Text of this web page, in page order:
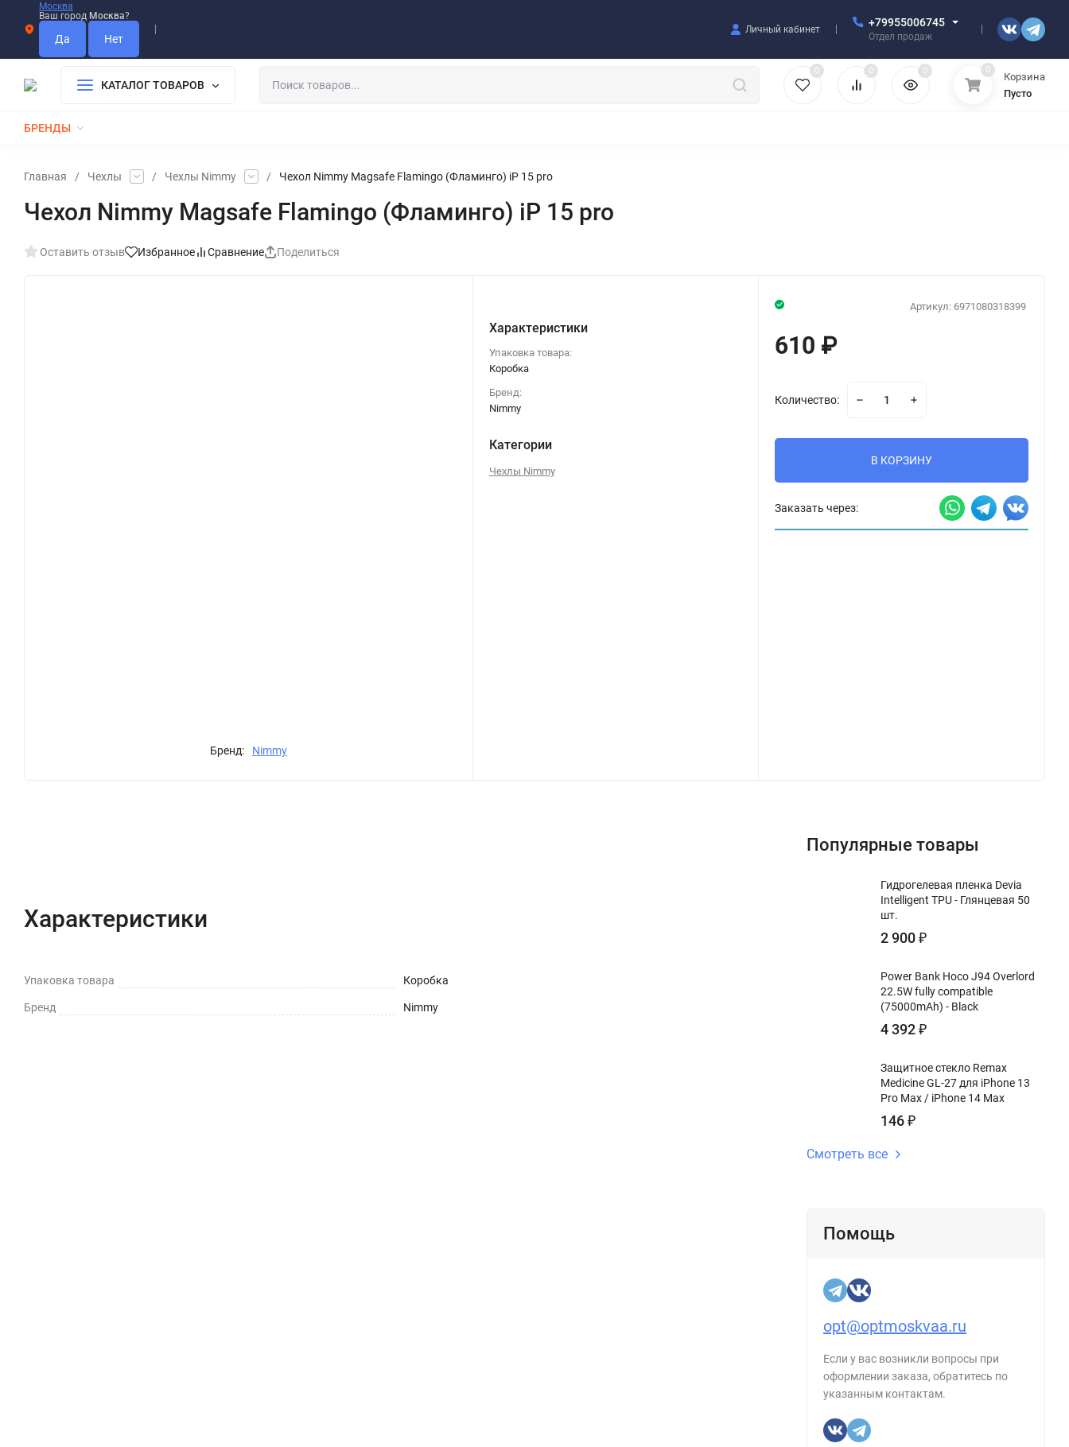
Москва
Ваш город Москва?
Личный кабинет
+79955006745
Отдел продаж
КАТАЛОГ ТОВАРОВ
0 0 0 0
Корзина
Пусто
БРЕНДЫ
Главная / Чехлы / Чехлы Nimmy / Чехол Nimmy Magsafe Flamingo (Фламинго) iP 15 pro
Чехол Nimmy Magsafe Flamingo (Фламинго) iP 15 pro
Оставить отзыв Избранное Сравнение Поделиться
Бренд: Nimmy
Характеристики
Упаковка товара:
Коробка
Бренд:
Nimmy
Категории
Чехлы Nimmy
Артикул: 6971080318399
610 ₽
Количество:
В КОРЗИНУ
Заказать через:
Характеристики
Упаковка товара Коробка
Бренд Nimmy
Популярные товары
Гидрогелевая пленка Devia
Intelligent TPU - Глянцевая 50
шт.
2 900₽
Power Bank Hoco J94 Overlord
22.5W fully compatible
(75000mAh) - Black
4 392₽
Защитное стекло Remax
Medicine GL-27 для iPhone 13
Pro Max / iPhone 14 Max
146₽
Смотреть все
Помощь
opt@optmoskvaa.ru
Если у вас возникли вопросы при
оформлении заказа, обратитесь по
указанным контактам.